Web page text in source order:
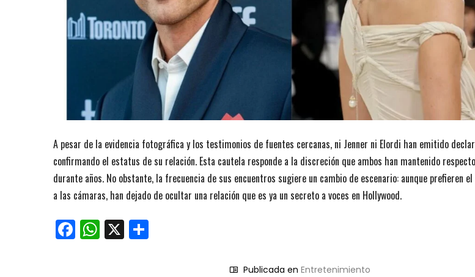
A pesar de la evidencia fotográfica y los testimonios de fuentes cercanas, ni Jenner ni Elordi han emitido
confirmando el estatus de su relación. Esta cautela responde a la discreción que ambos han mantenido
durante años. No obstante, la frecuencia de sus encuentros sugiere un cambio de escenario: aunque prefieren
a las cámaras, han dejado de ocultar una relación que es ya un secreto a voces en Hollywood.
Facebook
WhatsApp
X
Publicada enEntretenimiento